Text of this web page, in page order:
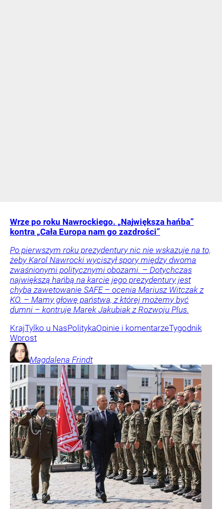
Wrze po roku Nawrockiego. „Największa hańba”
kontra „Cała Europa nam go zazdrości”
Po pierwszym roku prezydentury nic nie wskazuje na to,
żeby Karol Nawrocki wyciszył spory między dwoma
zwaśnionymi politycznymi obozami. – Dotychczas
największą hańbą na karcie jego prezydentury jest
chyba zawetowanie SAFE – ocenia Mariusz Witczak z
KO. – Mamy głowę państwa, z której możemy być
dumni – kontruje Marek Jakubiak z Rozwoju Plus.
KrajTylko u NasPolitykaOpinie i komentarzeTygodnik
Wprost
Magdalena Frindt